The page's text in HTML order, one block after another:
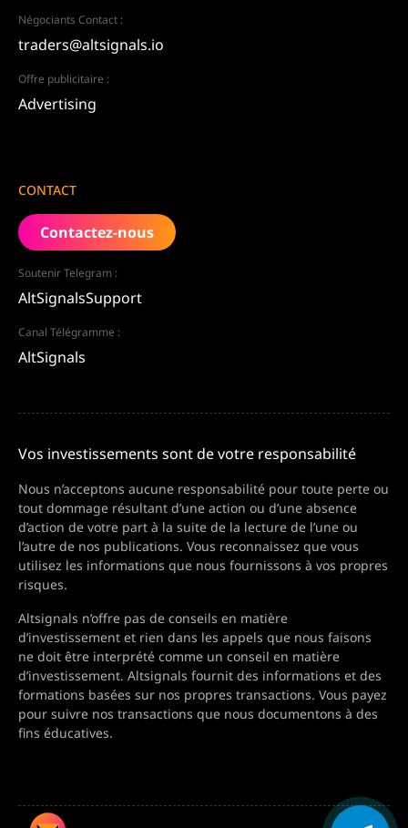
Négociants Contact :
traders@altsignals.io
Offre publicitaire :
Advertising
CONTACT
Contactez-nous
Soutenir Telegram :
AltSignalsSupport
Canal Télégramme :
AltSignals
Vos investissements sont de votre responsabilité
Nous n’acceptons aucune responsabilité pour toute perte ou
tout dommage résultant d’une action ou d’une absence
d’action de votre part à la suite de la lecture de l’une ou
l’autre de nos publications. Vous reconnaissez que vous
utilisez les informations que nous fournissons à vos propres
risques.
Altsignals n’offre pas de conseils en matière
d’investissement et rien dans les appels que nous faisons
ne doit être interprété comme un conseil en matière
d’investissement. Altsignals fournit des informations et des
formations basées sur nos propres transactions. Vous payez
pour suivre nos transactions que nous documentons à des
fins éducatives.